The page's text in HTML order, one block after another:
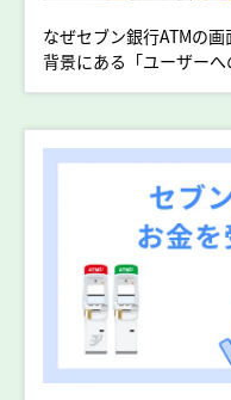
なぜセブン銀行ATMの
背景にある「ユーザー